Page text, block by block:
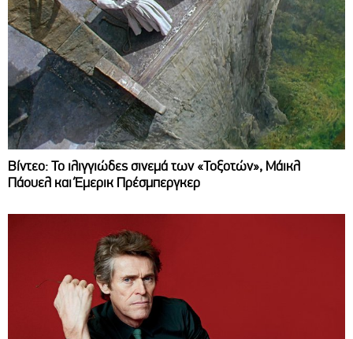
Βίντεο: Το ιλιγγιώδες σινεμά των «Τοξοτών», Μάικλ
Πάουελ και Έμερικ Πρέσμπεργκερ